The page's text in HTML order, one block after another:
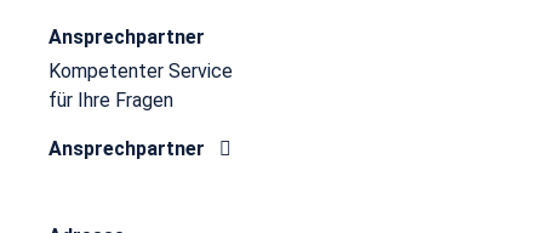
Ansprechpartner
Kompetenter Service
für Ihre Fragen
Ansprechpartner